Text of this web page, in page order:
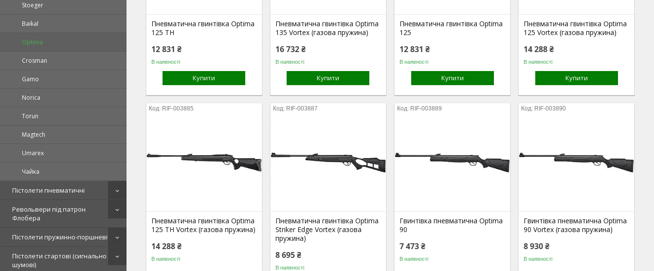
Stoeger
Baikal
Optima
Crosman
Gamo
Norica
Torun
Magtech
Umarex
Чайка
Пістолети пневматичні
Револьвери під патрон
Флобера
Пістолети пружинно-поршневі
Пістолети стартові (сигнально
шумові)
Пневматична гвинтівка Optima
125 TH
12 831 ₴
В наявності
Купити
Пневматична гвинтівка Optima
135 Vortex (газова пружина)
16 732 ₴
В наявності
Купити
Пневматична гвинтівка Optima
125
12 831 ₴
В наявності
Купити
Пневматична гвинтівка Optima
125 Vortex (газова пружина)
14 288 ₴
В наявності
Купити
RIF-003885
Пневматична гвинтівка Optima
125 TH Vortex (газова пружина)
14 288 ₴
В наявності
RIF-003887
Пневматична гвинтівка Optima
Striker Edge Vortex (газова
пружина)
8 695 ₴
В наявності
RIF-003889
Гвинтівка пневматична Optima
90
7 473 ₴
В наявності
RIF-003890
Гвинтівка пневматична Optima
90 Vortex (газова пружина)
8 930 ₴
В наявності